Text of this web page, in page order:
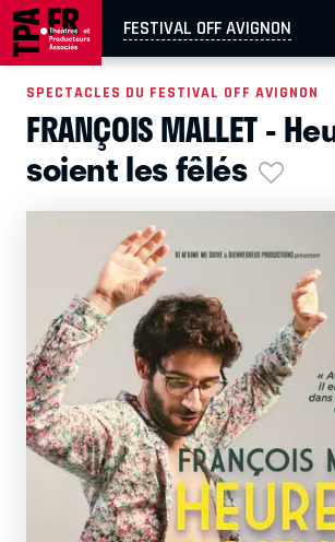
FESTIVAL OFF AVIGNON
AIX-MARSEILLE AURAY CAEN
EN TOURNÉE
SPECTACLES DU FESTIVAL OFF AVIGNON
FRANÇOIS MALLET -
soient les fêlés